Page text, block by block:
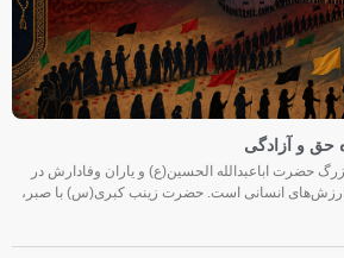
حق و آزادگی
حضرت اباعبدالله الحسین(ع) و یاران وفادارش در
انسانی است. حضرت زینب کبری(س) با صبر،